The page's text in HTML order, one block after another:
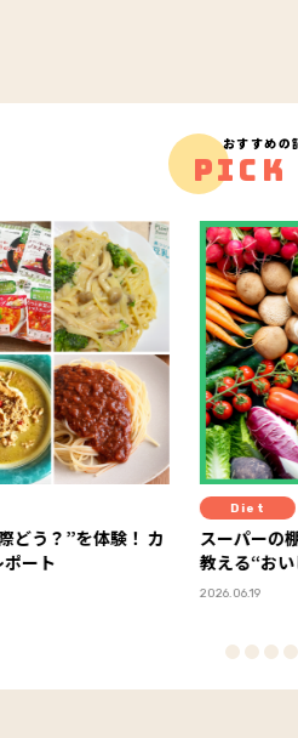
おすすめの
PICK
！ カ
スーパーの棚でもう迷わ
教える“おいしさ×健康